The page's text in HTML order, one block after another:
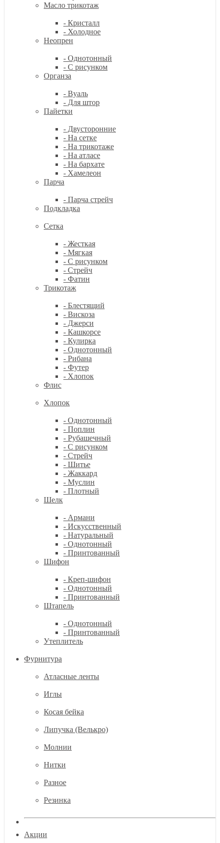
Масло трикотаж
- Кристалл
- Холодное
Неопрен
- Однотонный
- С рисунком
Органза
- Вуаль
- Для штор
Пайетки
- Двусторонние
- На сетке
- На трикотаже
- На атласе
- На бархате
- Хамелеон
Парча
- Парча стрейч
Подкладка
Сетка
- Жесткая
- Мягкая
- С рисунком
- Стрейч
- Фатин
Трикотаж
- Блестящий
- Вискоза
- Джерси
- Кашкорсе
- Кулирка
- Однотонный
- Рибана
- Футер
- Хлопок
Флис
Хлопок
- Однотонный
- Поплин
- Рубашечный
- С рисунком
- Стрейч
- Шитье
- Жаккард
- Муслин
- Плотный
Шелк
- Армани
- Искусственный
- Натуральный
- Однотонный
- Принтованный
Шифон
- Креп-шифон
- Однотонный
- Принтованный
Штапель
- Однотонный
- Принтованный
Утеплитель
Фурнитура
Атласные ленты
Иглы
Косая бейка
Липучка (Велькро)
Молнии
Нитки
Разное
Резинка
Акции